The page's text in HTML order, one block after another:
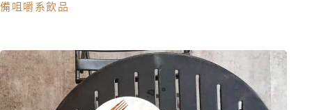
備咀嚼系飲品